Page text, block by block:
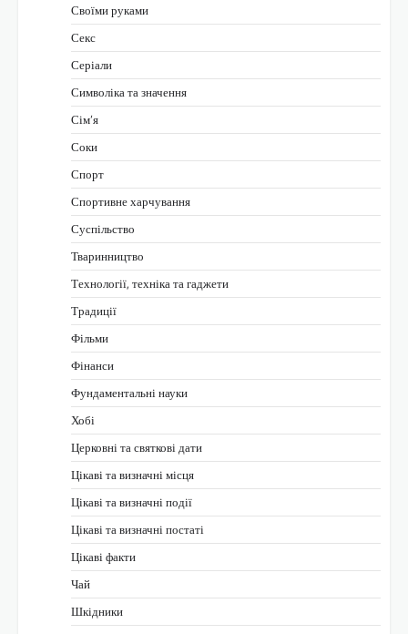
Своїми руками
Секс
Серіали
Символіка та значення
Сім’я
Соки
Спорт
Спортивне харчування
Суспільство
Тваринництво
Технології, техніка та гаджети
Традиції
Фільми
Фінанси
Фундаментальні науки
Хобі
Церковні та святкові дати
Цікаві та визначні місця
Цікаві та визначні події
Цікаві та визначні постаті
Цікаві факти
Чай
Шкідники